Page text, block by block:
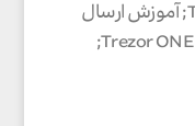
آموزش کار با کیف پول Trezor ONE; آموزش ارسال
بیت کوین یا ارز دیجیتال با کیف پول Trezor ONE;